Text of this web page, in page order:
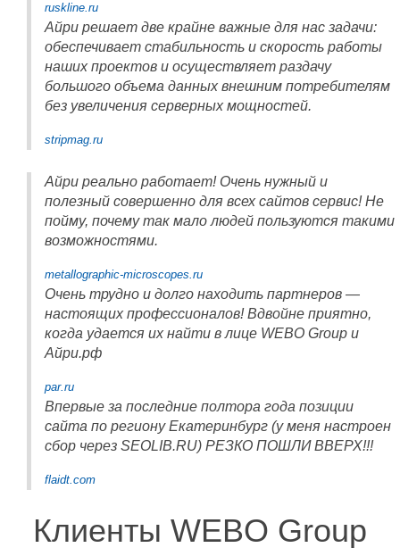
ruskline.ru
Айри решает две крайне важные для нас задачи:
обеспечивает стабильность и скорость работы
наших проектов и осуществляет раздачу
большого объема данных внешним потребителям
без увеличения серверных мощностей.
stripmag.ru
Айри реально работает! Очень нужный и
полезный совершенно для всех сайтов сервис! Не
пойму, почему так мало людей пользуются такими
возможностями.
metallographic-microscopes.ru
Очень трудно и долго находить партнеров —
настоящих профессионалов! Вдвойне приятно,
когда удается их найти в лице WEBO Group и
Айри.рф
par.ru
Впервые за последние полтора года позиции
сайта по региону Екатеринбург (у меня настроен
сбор через SEOLIB.RU) РЕЗКО ПОШЛИ ВВЕРХ!!!
flaidt.com
Клиенты WEBO Group